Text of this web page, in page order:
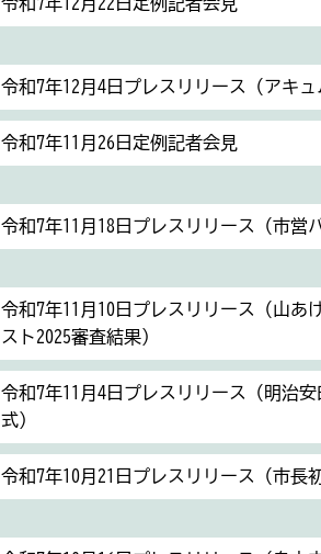
令和7年12月4日プレスリリース（アキュ
令和7年11月26日定例記者会見
令和7年11月18日プレスリリース（市営
令和7年11月10日プレスリリース（山あ
スト2025審査結果）
令和7年11月4日プレスリリース（明治
式）
令和7年10月21日プレスリリース（市長